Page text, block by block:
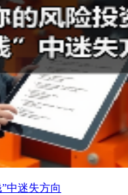
中迷失方向